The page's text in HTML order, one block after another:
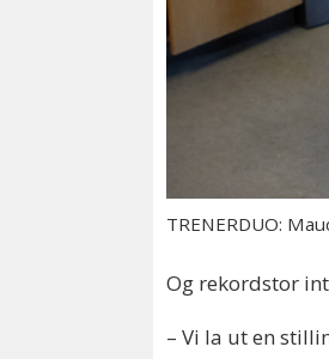
TRENERDUO:
Og rekordstor
– Vi la ut en